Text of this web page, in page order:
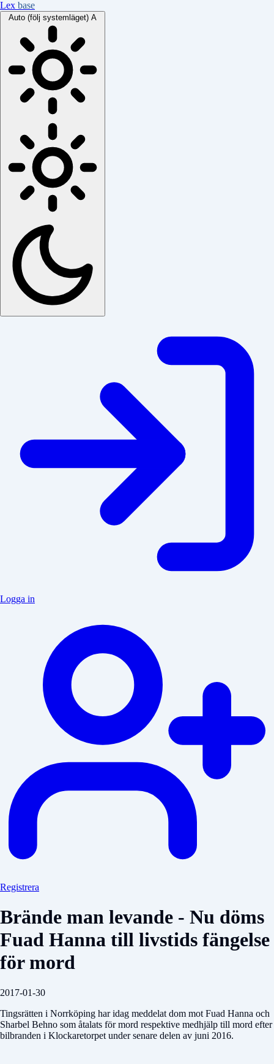
Lex base
Auto (följ systemläget) A
Logga in
Registrera
Brände man levande - Nu döms
Fuad Hanna till livstids fängelse
för mord
2017-01-30
Tingsrätten i Norrköping har idag meddelat dom mot Fuad Hanna och
Sharbel Behno som åtalats för mord respektive medhjälp till mord efter
bilbranden i Klockaretorpet under senare delen av juni 2016.